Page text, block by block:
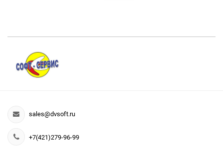
sales@dvsoft.ru
+7(421)279-96-99